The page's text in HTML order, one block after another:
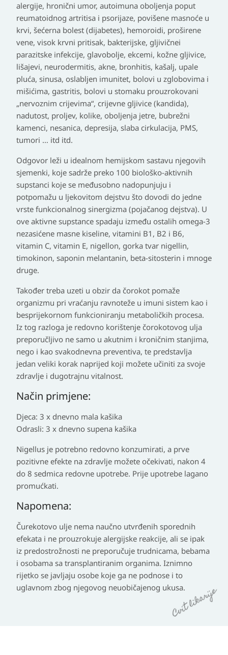
alergije, hronični umor, autoimuna oboljenja poput
reumatoidnog artritisa i psorijaze, povišene masnoće u
krvi, šećerna bolest (dijabetes), hemoroidi, proširene
vene, visok krvni pritisak, bakterijske, gljivičnei
parazitske infekcije, glavobolje, ekcemi, kožne gljivice,
lišajevi, neurodermitis, akne, bronhitis, kašalj, upale
pluća, sinusa, oslabljen imunitet, bolovi u zglobovima i
mišićima, gastritis, bolovi u stomaku prouzrokovani
„nervoznim crijevima“, crijevne gljivice (kandida),
nadutost, proljev, kolike, oboljenja jetre, bubrežni
kamenci, nesanica, depresija, slaba cirkulacija, PMS,
tumori … itd itd.
Odgovor leži u idealnom hemijskom sastavu njegovih
sjemenki, koje sadrže preko 100 biološko-aktivnih
supstanci koje se međusobno nadopunjuju i
potpomažu u ljekovitom dejstvu što dovodi do jedne
vrste funkcionalnog sinergizma (pojačanog dejstva). U
ove aktivne supstance spadaju između ostalih omega-3
nezasićene masne kiseline, vitamini B1, B2 i B6,
vitamin C, vitamin E, nigellon, gorka tvar nigellin,
timokinon, saponin melantanin, beta-sitosterin i mnoge
druge.
Također treba uzeti u obzir da čorokot pomaže
organizmu pri vraćanju ravnoteže u imuni sistem kao i
besprijekornom funkcioniranju metaboličkih procesa.
Iz tog razloga je redovno korištenje čorokotovog ulja
preporučljivo ne samo u akutnim i kroničnim stanjima,
nego i kao svakodnevna preventiva, te predstavlja
jedan veliki korak naprijed koji možete učiniti za svoje
zdravlje i dugotrajnu vitalnost.
Način primjene:
Djeca: 3 x dnevno mala kašika
Odrasli: 3 x dnevno supena kašika
Nigellus je potrebno redovno konzumirati, a prve
pozitivne efekte na zdravlje možete očekivati, nakon 4
do 8 sedmica redovne upotrebe. Prije upotrebe lagano
promućkati.
Napomena:
Čurekotovo ulje nema naučno utvrđenih sporednih
efekata i ne prouzrokuje alergijske reakcije, ali se ipak
iz predostrožnosti ne preporučuje trudnicama, bebama
i osobama sa transplantiranim organima. Iznimno
rijetko se javljaju osobe koje ga ne podnose i to
uglavnom zbog njegovog neuobičajenog ukusa.